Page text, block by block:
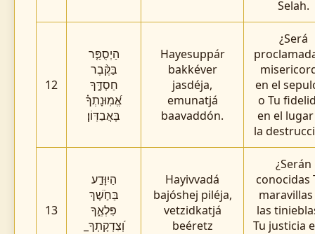
Selah.
12
הַיְסֻפַּ֤ר
בַּקֶּ֨בֶר
חַסְדֶּ֑ךָ
אֱ֝מֽוּנָתְךָ֗
בָּאֲבַדּֽוֹן׃
Hayesuppár
bakkéver
jasdéja,
emunatjá
baavaddón.
¿Será
en el
o Tu
en el
la
13
הַיִוָּדַ֣ע
בַּחֹ֣שֶׁךְ
פִּלְאֶ֑ךָ
וְ֝צִדְקָתְךָ_
Hayivvadá
bajóshej piléja,
vetzidkatjá
beéretz
¿Serán
conocidas
las
Tu justicia